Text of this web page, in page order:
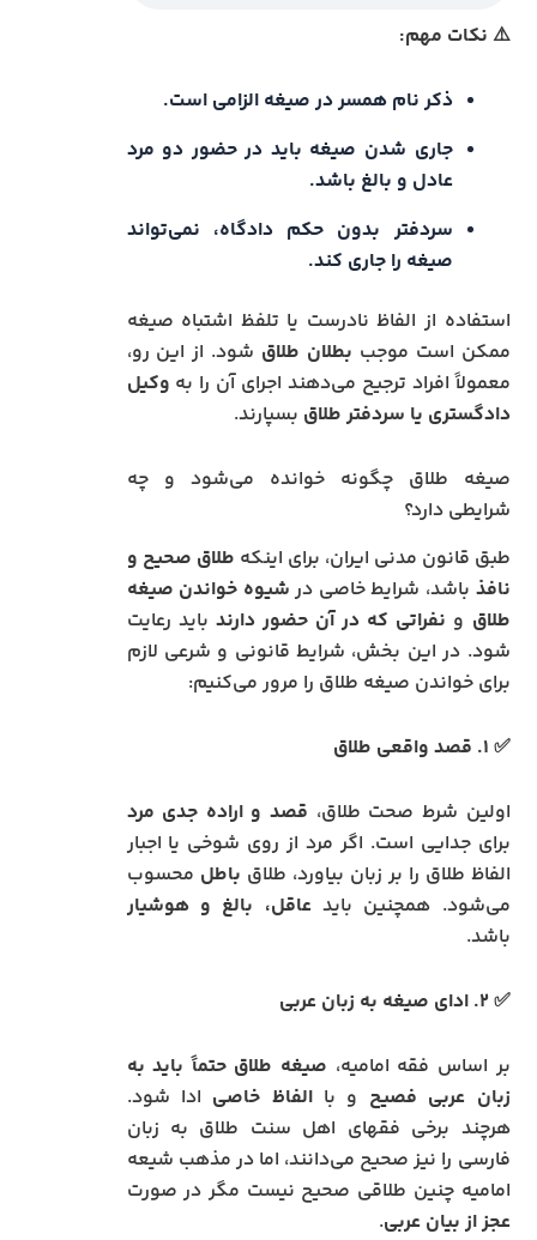
⚠️ نکات مهم:
ذکر نام همسر در صیغه الزامی است.
جاری شدن صیغه باید در حضور دو مرد
عادل و بالغ باشد.
سردفتر بدون حکم دادگاه، نمی‌تواند
صیغه را جاری کند.
استفاده از الفاظ نادرست یا تلفظ اشتباه صیغه
ممکن است موجب بطلان طلاق شود. از این رو،
معمولاً افراد ترجیح می‌دهند اجرای آن را به وکیل
دادگستری یا سردفتر طلاق بسپارند.
صیغه طلاق چگونه خوانده می‌شود و چه
شرایطی دارد؟
طبق قانون مدنی ایران، برای اینکه طلاق صحیح و
نافذ باشد، شرایط خاصی در شیوه خواندن صیغه
طلاق و نفراتی که در آن حضور دارند باید رعایت
شود. در این بخش، شرایط قانونی و شرعی لازم
برای خواندن صیغه طلاق را مرور می‌کنیم:
✅ ۱. قصد واقعی طلاق
اولین شرط صحت طلاق، قصد و اراده جدی مرد
برای جدایی است. اگر مرد از روی شوخی یا اجبار
الفاظ طلاق را بر زبان بیاورد، طلاق باطل محسوب
می‌شود. همچنین بایدعاقل، بالغ و هوشیار
باشد.
✅ ۲. ادای صیغه به زبان عربی
بر اساس فقه امامیه، صیغه طلاق حتماً باید به
زبان عربی فصیح و باالفاظ خاصی ادا شود.
هرچند برخی فقهای اهل سنت طلاق به زبان
فارسی را نیز صحیح می‌دانند، اما در مذهب شیعه
امامیه چنین طلاقی صحیح نیست مگر در صورت
عجز از بیان عربی.